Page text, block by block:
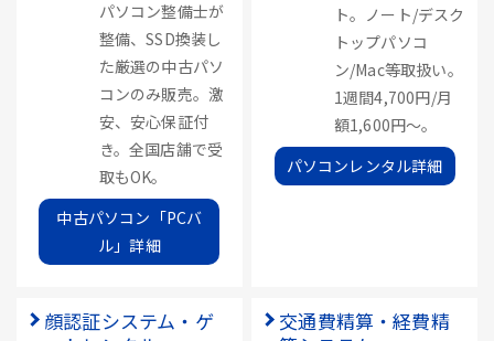
パソコン整備士が
整備、SSD換装し
た厳選の中古パソ
コンのみ販売。激
安、安心保証付
き。全国店舗で受
取もOK。
中古パソコン「PCバ
ル」詳細
ト。ノート/デスク
トップパソコ
ン/Mac等取扱い。
1週間4,700円/月
額1,600円～。
パソコンレンタル詳細
顔認証システム・ゲ
交通費精算・経費精